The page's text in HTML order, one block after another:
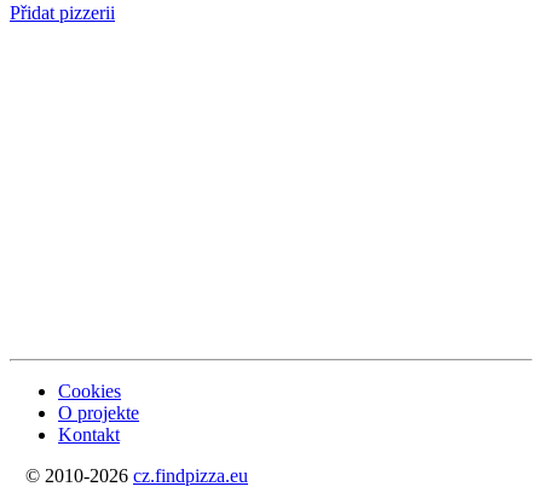
Přidat pizzerii
Cookies
O projekte
Kontakt
© 2010-2026 cz.findpizza.eu